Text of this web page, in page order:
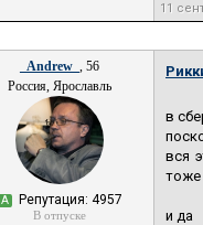
11
_Andrew_ , 56
Россия, Ярославль
А Репутация: 4957
В отпуске
в
вся
тоже
и да